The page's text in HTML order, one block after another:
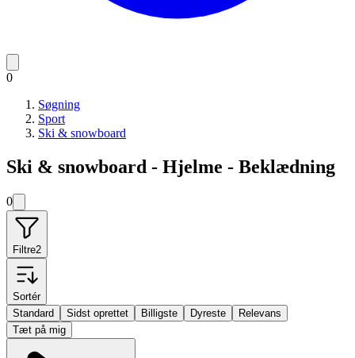
0
Søgning
Sport
Ski & snowboard
Ski & snowboard - Hjelme - Beklædning
0
Filtre2
Sortér
Standard
Sidst oprettet Billigste Dyreste
Relevans
Tæt på mig